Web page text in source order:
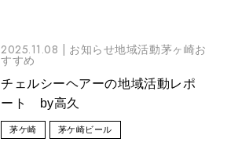
2025.11.08 | お知らせ地域活動茅ヶ崎お
すすめ
チェルシーヘアーの地域活動レポ
ート by高久
茅ケ崎 茅ケ崎ビール